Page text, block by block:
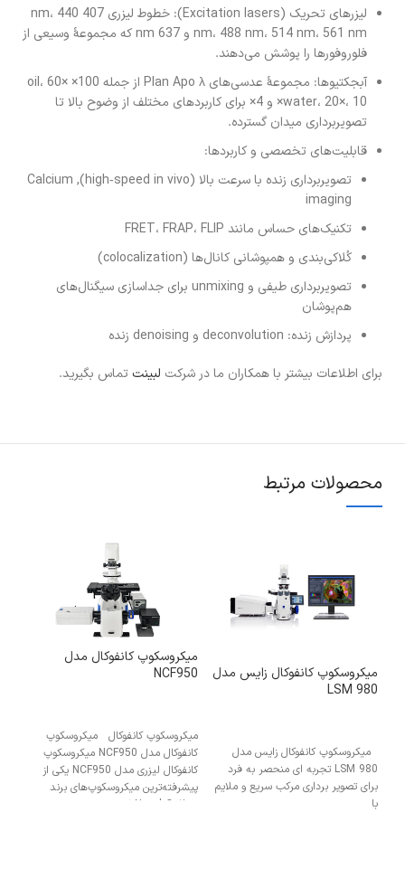
لیزرهای تحریک (Excitation lasers): خطوط لیزری 407 nm، 440
nm، 488 nm، 514 nm، 561 nm و 637 nm که مجموعهٔ وسیعی از
فلوروفورها را پوشش می‌دهند.
آبجکتیوها: مجموعهٔ عدسی‌های Plan Apo λ از جمله 100× oil، 60×
water، 20×، 10× و 4× برای کاربردهای مختلف از وضوح بالا تا
تصویربرداری میدان گسترده.
قابلیت‌های تخصصی و کاربردها:
تصویربرداری زنده با سرعت بالا (high‑speed in vivo), Calcium
imaging
تکنیک‌های حساس مانند FRET، FRAP، FLIP
کُلاکی‌بندی و همپوشانی کانال‌ها (colocalization)
تصویربرداری طیفی و unmixing برای جداسازی سیگنال‌های
هم‌پوشان
پردازش زنده: deconvolution و denoising زنده
برای اطلاعات بیشتر با همکاران ما در شرکت لبینتتماس بگیرید.
محصولات مرتبط
میکروسکوپ کانفوکال زایس مدل
LSM 980
میکروسکوپ کانفوکال زایس مدل
LSM 980 تجربه ای منحصر به فرد
برای تصویر برداری مرکب سریع و ملایم
با
میکروسکوپ کانفوکال مدل
NCF950
میکروسکوپ کانفوکال میکروسکوپ
کانفوکال مدل NCF950 میکروسکوپ
کانفوکال لیزری مدل NCF950 یکی از
پیشرفته‌ترین میکروسکوپ‌های برند
Novel Optics است.